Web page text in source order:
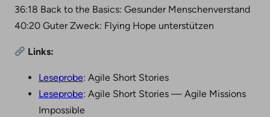
36:18 Back to the Basics: Gesunder Menschenverstand
40:20 Guter Zweck: Flying Hope unterstützen
Links:
Leseprobe: Agile Short Stories
Leseprobe: Agile Short Stories — Agile Missions
Impossible